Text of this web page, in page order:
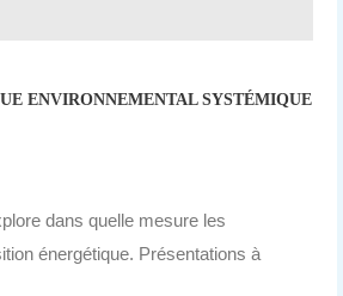
ENVIRONNEMENTAL SYSTÉMIQUE
dans quelle mesure les
énergétique. Présentations à